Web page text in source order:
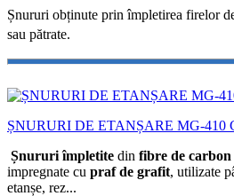
Șnururi obținute prin împletirea firelor
sau pătrate.
ȘNURURI DE ETANȘARE MG-410
Șnururi împletite din fibre de carbon
impregnate cu praf de grafit, utilizate
etanșe, rez...